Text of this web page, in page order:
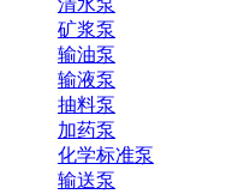
清水泵
矿浆泵
输油泵
输液泵
抽料泵
加药泵
化学标准泵
输送泵